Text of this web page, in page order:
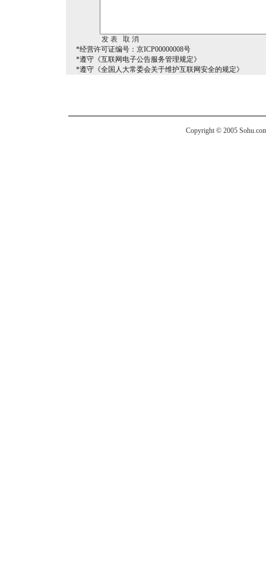
*经营许可证编号：京ICP00000008号
*遵守《互联网电子公告服务管理规定》
*遵守《全国人大常委会关于维护互联网安全的规定》
Copyright © 2005